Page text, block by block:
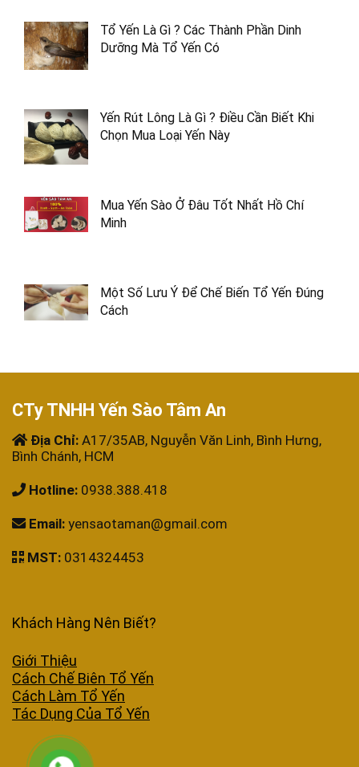
Tổ Yến Là Gì ? Các Thành Phần Dinh
Dưỡng Mà Tổ Yến Có
Yến Rút Lông Là Gì ? Điều Cần Biết Khi
Chọn Mua Loại Yến Này
Mua Yến Sào Ở Đâu Tốt Nhất Hồ Chí
Minh
Một Số Lưu Ý Để Chế Biến Tổ Yến Đúng
Cách
CTy TNHH Yến Sào Tâm An
Địa Chỉ: A17/35AB, Nguyễn Văn Linh, Bình Hưng,
Bình Chánh, HCM
Hotline: 0938.388.418
Email: yensaotaman@gmail.com
MST: 0314324453
Khách Hàng Nên Biết?
Giới Thiệu
Cách Chế Biên Tổ Yến
Cách Làm Tổ Yến
Tác Dụng Của Tổ Yến